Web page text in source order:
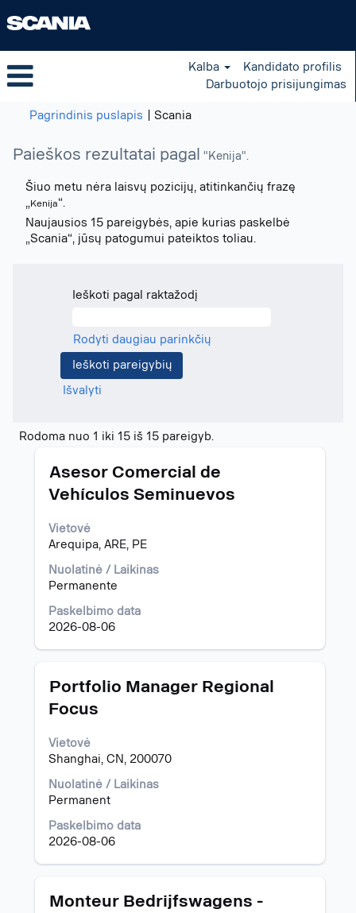
Kalba
Kandidato profilis
Darbuotojo prisijungimas
Pagrindinis puslapis Scania(dabartinis
Paieškos rezultatai pagal "Kenija".
Šiuo metu nėra laisvų pozicijų, atitinkančių frazę
„Kenija“.
Naujausios 15 pareigybės, apie kurias paskelbė
„Scania“, jūsų patogumui pateiktos toliau.
Ieškoti pagal raktažodį
Rodyti daugiau parinkčių
Išvalyti
Rodoma nuo 1 iki 15 iš 15 pareigyb.
pagal
Rodoma
sąrašo,
Pavadinimas
Asesor Comercial de
Vehículos Seminuevos
Vietovė
Arequipa, ARE, PE
Nuolatinė / Laikinas
Permanente
Paskelbimo data
2026-08-06
Norėdami
visą
apie
pareigybę,
pasirinkite
spausdami
klavišą.
Pavadinimas
Portfolio Manager Regional
Focus
Vietovė
Shanghai, CN, 200070
Nuolatinė / Laikinas
Permanent
Paskelbimo data
2026-08-06
Norėdami
visą
apie
pareigybę,
pasirinkite
spausdami
klavišą.
Pavadinimas
Monteur Bedrijfswagens -
Norėdami